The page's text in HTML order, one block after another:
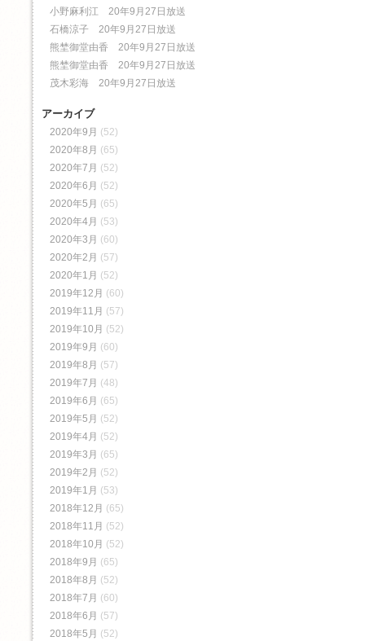
小野麻利江 20年9月27日放送
石橋涼子 20年9月27日放送
熊埜御堂由香 20年9月27日放送
熊埜御堂由香 20年9月27日放送
茂木彩海 20年9月27日放送
アーカイブ
2020年9月 (52)
2020年8月 (65)
2020年7月 (52)
2020年6月 (52)
2020年5月 (65)
2020年4月 (53)
2020年3月 (60)
2020年2月 (57)
2020年1月 (52)
2019年12月 (60)
2019年11月 (57)
2019年10月 (52)
2019年9月 (60)
2019年8月 (57)
2019年7月 (48)
2019年6月 (65)
2019年5月 (52)
2019年4月 (52)
2019年3月 (65)
2019年2月 (52)
2019年1月 (53)
2018年12月 (65)
2018年11月 (52)
2018年10月 (52)
2018年9月 (65)
2018年8月 (52)
2018年7月 (60)
2018年6月 (57)
2018年5月 (52)